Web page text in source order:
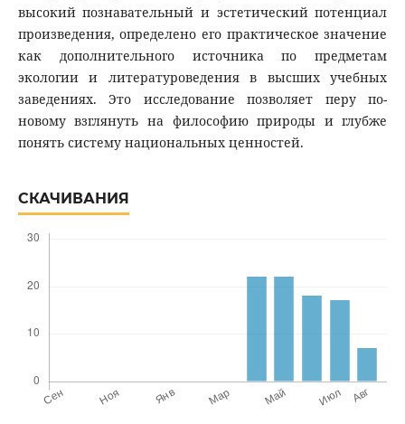
высокий познавательный и эстетический потенциал
произведения, определено его практическое значение
как дополнительного источника по предметам
экологии и литературоведения в высших учебных
заведениях. Это исследование позволяет перу по-
новому взглянуть на философию природы и глубже
понять систему национальных ценностей.
СКАЧИВАНИЯ